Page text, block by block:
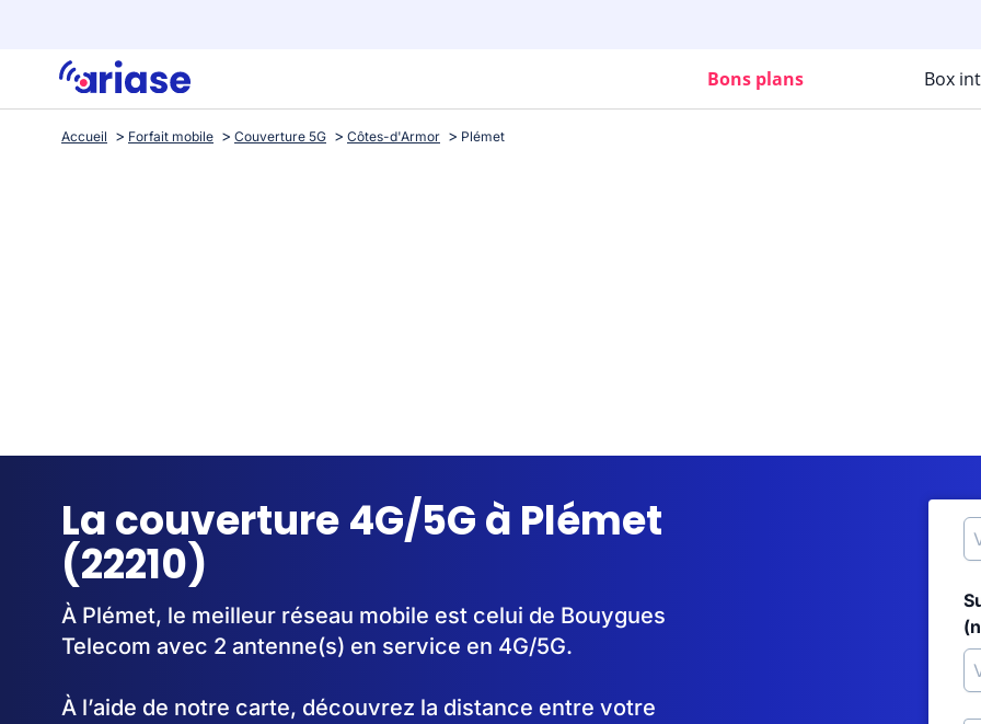
Bons plans Box
Accueil Forfait mobile Couverture 5G Côtes-d'Armor Plémet
La couverture 4G/5G à Plémet
(22210)
À Plémet, le meilleur réseau mobile est celui de Bouygues
Telecom avec 2 antenne(s) en service en 4G/5G.
À l’aide de notre carte, découvrez la distance entre votre